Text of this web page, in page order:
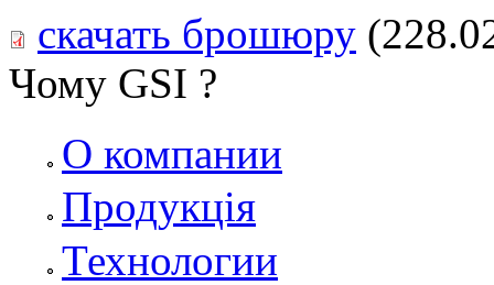
скачать брошюру
Чому GSI ?
О компании
Продукція
Технологии